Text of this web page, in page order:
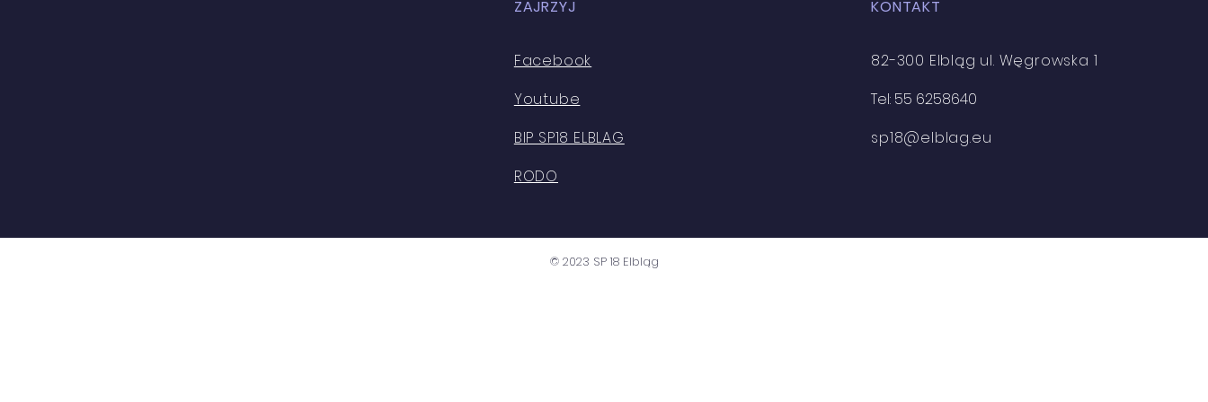
ZAJRZYJ
Facebook
Youtube
BIP SP18 ELBLAG
RODO
KONTAKT
82-300 Elbląg ul. Węgrowska 1
Tel: 55 6258640
sp18@elblag.eu
© 2023 SP 18 Elbląg